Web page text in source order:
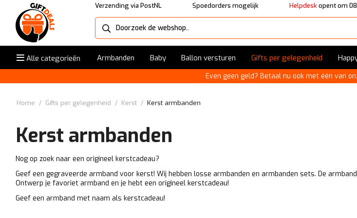
Verzending via PostNL Spoedorders mogelijk Helpdeskopent om
Alle categorieën Armbanden Baby Ballon versturen Gifts per gelegenheid
Even geen geld? Betaal nu ook met één van
Home / Gifts per gelegenheid / Kerst / Kerst armbanden
Kerst armbanden
Nog op zoek naar een origineel kerstcadeau?
Geef een gegraveerde armband voor kerst! Wij hebben losse armbanden en armbanden sets. De
Ontwerp je favoriet armband en je hebt een origineel kerstcadeau!
Geef een armband met naam als kerstcadeau!